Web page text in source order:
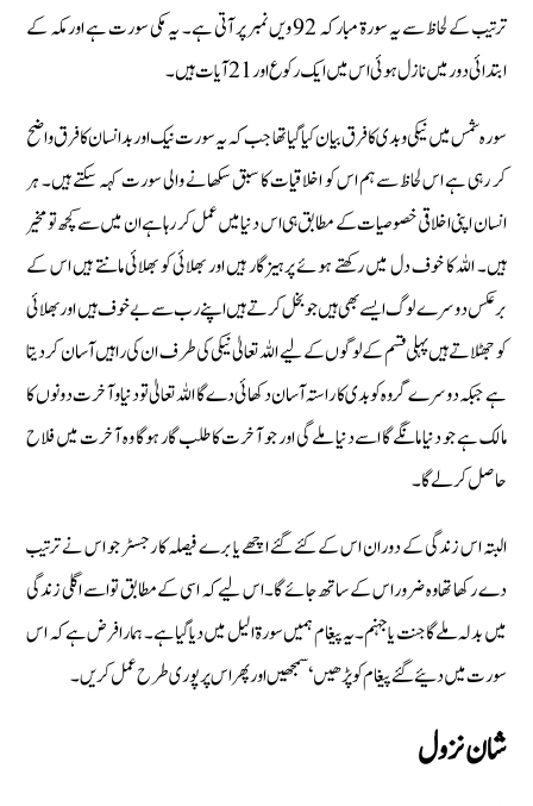
ترتیب کے لحاظ سے یہ سورة مبارکہ 92 ویں نمبر پر آتی ہے۔ یہ مکی سورت ہے اور مکہ کے
ابتدائی دور میں نازل ہوئی اس میں ایک رکوع اور 21 آیات ہیں۔
سوره شمس میں نیکی و بدی کا فرق بیان کیا گیا تھا جب کہ یہ سورت نیک اور بد انسان کا فرق واضح
کر رہی ہے اس لحاظ سے ہم اس کو اخلاقیات کا سبق سکھانے والی سورت کہہ سکتے ہیں۔ ہر
انسان اپنی اخلاقی خصوصیات کے مطابق ہی اس دنیا میں عمل کر رہا ہے ان میں سے کچھ تو مخیر
ہیں۔ اللہ کا خوف دل میں رکھتے ہوئے پرہیزگار ہیں اور بھلائی کو بھلائی مانتے ہیں اس کے
برعکس دوسرے لوگ ایسے بھی ہیں جو بخل کرتے ہیں اپنے رب سے بےخوف ہیں اور بھلائی
کو جھٹلاتے ہیں پہلی قسم کے لوگوں کے لیے اللہ تعالیٰ نیکی کی طرف ان کی راہیں آسان کردیتا
ہے جبکہ دوسرے گروہ کو بدی کا راستہ آسان دکھائی دے گا اللہ تعالیٰ تو دنیا وآخرت دونوں کا
مالک ہے جو دنیا مانگے گا اسے دنیا ملے گی اور جو آخرت کا طلب گار ہوگا وہ آخرت میں فلاح
حاصل کرلے گا ۔
البتہ اس زندگی کے دوران اس کے کئے گئے اچھے یا برے فیصلہ کا رجسٹر جو اس نے ترتیب
دے رکھا تھا وہ ضرور اس کے ساتھ جائے گا۔ اس لیے کہ اسی کے مطابق تو اسے اگلی زندگی
میں بدلہ ملے گا جنت یا جہنم۔ یہ پیغام ہمیں سورة الیل میں دیا گیا ہے۔ ہمارا فرض ہے کہ اس
سورت میں دئیے گئے پیغام کو پڑھیں ‘ سمجھیں اور پھر اس پر پوری طرح عمل کریں۔
شان نزول